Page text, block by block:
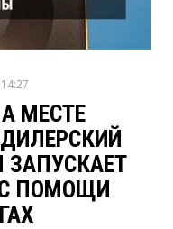
МЕСТЕ
ЗАПУСКАЕТ
ПОМОЩИ